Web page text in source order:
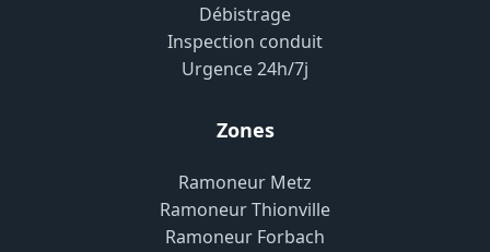
Débistrage
Inspection conduit
Urgence 24h/7j
Zones
Ramoneur Metz
Ramoneur Thionville
Ramoneur Forbach